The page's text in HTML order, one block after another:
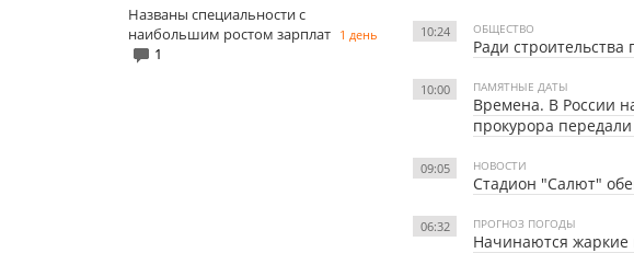
Названы специальности с
наибольшим ростом зарплат 1 день
1
10:24 ОБЩЕСТВО
Ради
10:00 ПАМЯТНЫЕ ДАТЫ
Времена. В России
прокурора передали
09:05 НОВОСТИ
Стадион "Салют"
06:32 ПРОГНОЗ ПОГОДЫ
Начинаются жаркие